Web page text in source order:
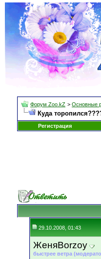
Форум Zoo.kZ > Основные
Куда
Регистрация
29.10.2008, 01:43
ЖеняBorzoy
быстрее ветра